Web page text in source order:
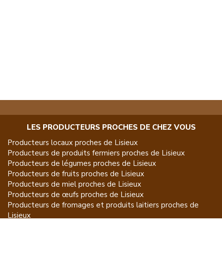
LES PRODUCTEURS PROCHES DE CHEZ VOUS
Producteurs locaux proches de Lisieux
Producteurs de produits fermiers proches de Lisieux
Producteurs de légumes proches de Lisieux
Producteurs de fruits proches de Lisieux
Producteurs de miel proches de Lisieux
Producteurs de œufs proches de Lisieux
Producteurs de fromages et produits laitiers proches de
Lisieux